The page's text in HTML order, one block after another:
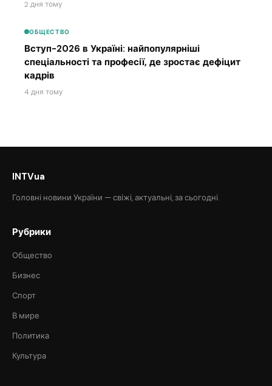
2 дня тому
ОБЩЕСТВО
Вступ-2026 в Україні: найпопулярніші
спеціальності та професії, де зростає дефіцит
кадрів
4 дня тому
INTVua
Головні новини України — свіжі, актуальні, за сьогодні.
Рубрики
Общество
Бизнес
Спорт
В мире
Политика
Культура